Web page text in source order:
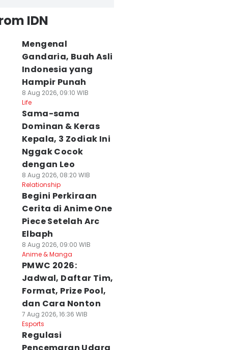
IDN
Mengenal
Gandaria, Buah Asli
Indonesia yang
Hampir Punah
8 Aug 2026, 09:10 WIB
Life
Sama-sama
Dominan & Keras
Kepala, 3 Zodiak Ini
Nggak Cocok
dengan Leo
8 Aug 2026, 08:20 WIB
Relationship
Begini Perkiraan
Cerita di Anime One
Piece Setelah Arc
Elbaph
8 Aug 2026, 09:00 WIB
Anime & Manga
PMWC 2026:
Jadwal, Daftar Tim,
Format, Prize Pool,
dan Cara Nonton
7 Aug 2026, 16:36 WIB
Esports
Regulasi